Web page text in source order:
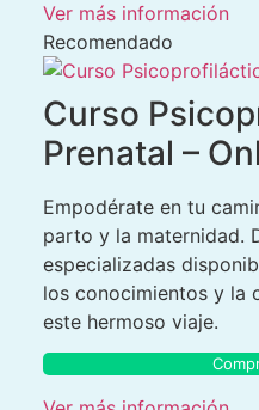
Ver más información
Recomendado
Curso
Prenatal –
Empodérate en tu
parto y la maternidad.
especializadas
los conocimientos y la
este hermoso viaje.